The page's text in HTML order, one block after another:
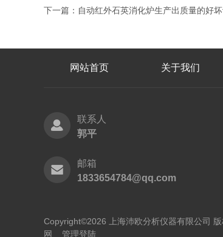
下一篇： 自动红外石英消化炉生产出质量的好
网站首页 关于我们
联系人
郭平
邮箱
1833654784@qq.com
Copyright©2026 上海沛欧分析仪器有限公司
网
管理登陆